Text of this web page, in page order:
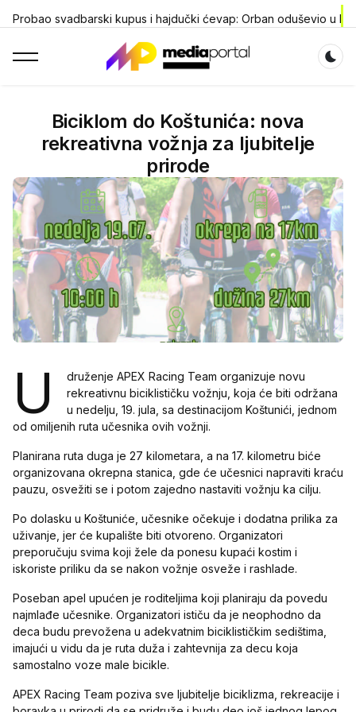
Probao svadbarski kupus i hajdučki ćevap: Orban oduševio u
Biciklom do Koštunića: nova
rekreativna vožnja za ljubitelje
prirode
U
druženje APEX Racing Team organizuje novu
rekreativnu biciklističku vožnju, koja će biti održana
u nedelju, 19. jula, sa destinacijom Koštunići, jednom
od omiljenih ruta učesnika ovih vožnji.
Planirana ruta duga je 27 kilometara, a na 17. kilometru biće
organizovana okrepna stanica, gde će učesnici napraviti kraću
pauzu, osvežiti se i potom zajedno nastaviti vožnju ka cilju.
Po dolasku u Koštuniće, učesnike očekuje i dodatna prilika za
uživanje, jer će kupalište biti otvoreno. Organizatori
preporučuju svima koji žele da ponesu kupaći kostim i
iskoriste priliku da se nakon vožnje osveže i rashlade.
Poseban apel upućen je roditeljima koji planiraju da povedu
najmlađe učesnike. Organizatori ističu da je neophodno da
deca budu prevožena u adekvatnim biciklističkim sedištima,
imajući u vidu da je ruta duža i zahtevnija za decu koja
samostalno voze male bicikle.
APEX Racing Team poziva sve ljubitelje biciklizma, rekreacije i